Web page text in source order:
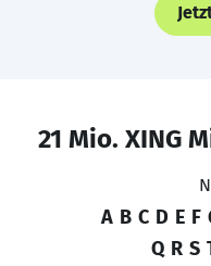
21 Mio. XING
A B C D E F
Q R S